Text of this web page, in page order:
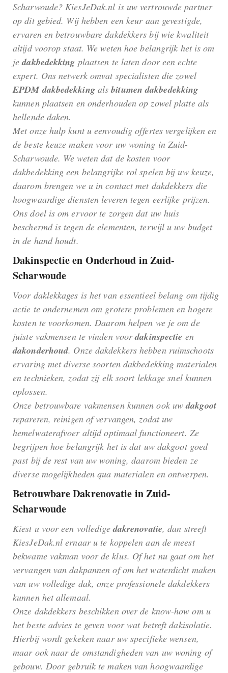
Scharwoude? KiesJeDak.nl is uw vertrouwde partner
op dit gebied. Wij hebben een keur aan gevestigde,
ervaren en betrouwbare dakdekkers bij wie kwaliteit
altijd voorop staat. We weten hoe belangrijk het is om
jedakbedekking plaatsen te laten door een echte
expert. Ons netwerk omvat specialisten die zowel
EPDM dakbedekkingalsbitumen dakbedekking
kunnen plaatsen en onderhouden op zowel platte als
hellende daken.
Met onze hulp kunt u eenvoudig offertes vergelijken en
de beste keuze maken voor uw woning in Zuid-
Scharwoude. We weten dat de kosten voor
dakbedekking een belangrijke rol spelen bij uw keuze,
daarom brengen we u in contact met dakdekkers die
hoogwaardige diensten leveren tegen eerlijke prijzen.
Ons doel is om ervoor te zorgen dat uw huis
beschermd is tegen de elementen, terwijl u uw budget
in de hand houdt.
Dakinspectie en Onderhoud in Zuid-
Scharwoude
Voor daklekkages is het van essentieel belang om tijdig
actie te ondernemen om grotere problemen en hogere
kosten te voorkomen. Daarom helpen we je om de
juiste vakmensen te vinden voordakinspectie en
dakonderhoud. Onze dakdekkers hebben ruimschoots
ervaring met diverse soorten dakbedekking materialen
en technieken, zodat zij elk soort lekkage snel kunnen
oplossen.
Onze betrouwbare vakmensen kunnen ook uwdakgoot
repareren, reinigen of vervangen, zodat uw
hemelwaterafvoer altijd optimaal functioneert. Ze
begrijpen hoe belangrijk het is dat uw dakgoot goed
past bij de rest van uw woning, daarom bieden ze
diverse mogelijkheden qua materialen en ontwerpen.
Betrouwbare Dakrenovatie in Zuid-
Scharwoude
Kiest u voor een volledigedakrenovatie, dan streeft
KiesJeDak.nl ernaar u te koppelen aan de meest
bekwame vakman voor de klus. Of het nu gaat om het
vervangen van dakpannen of om het waterdicht maken
van uw volledige dak, onze professionele dakdekkers
kunnen het allemaal.
Onze dakdekkers beschikken over de know-how om u
het beste advies te geven voor wat betreft dakisolatie.
Hierbij wordt gekeken naar uw specifieke wensen,
maar ook naar de omstandigheden van uw woning of
gebouw. Door gebruik te maken van hoogwaardige